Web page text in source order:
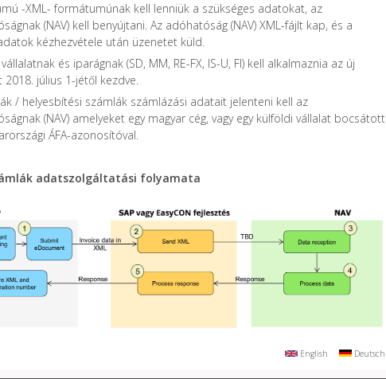
-XML- formátumúnak kell lenniük a szükséges adatokat, az
(NAV) kell benyújtani. Az adóhatóság (NAV) XML-fájlt kap, és a
kézhezvétele után üzenetet küld.
és iparágnak (SD, MM, RE-FX, IS-U, FI) kell alkalmaznia az új
2018. július 1-jétől kezdve.
/ helyesbítési számlák számlázási adatait jelenteni kell az
(NAV) amelyeket egy magyar cég, vagy egy külföldi vállalat bocsátott
ÁFA-azonosítóval.
adatszolgáltatási folyamata
English Deutsch